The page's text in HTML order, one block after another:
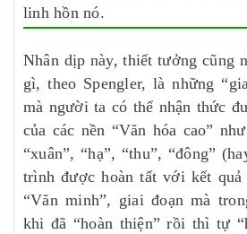
linh hồn nó.
Nhân dịp này, thiết tưởng cũng
gì, theo Spengler, là những
mà người ta có thể nhận thức
của các nền “Văn hóa cao”
“xuân”, “hạ”, “thu”, “đông”
trình được hoàn tất với kết
“Văn minh”, giai đoạn mà
khi đã “hoàn thiện” rồi thì tự